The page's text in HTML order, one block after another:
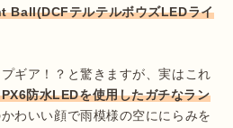
テルテルボウズLEDライ
ギア！？と驚きますが、実はこれ
防水LEDを使用したガチなラン
わいい顔で雨模様の空ににらみを